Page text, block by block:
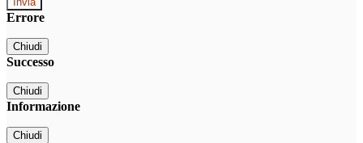
Errore
Chiudi
Successo
Chiudi
Informazione
Chiudi